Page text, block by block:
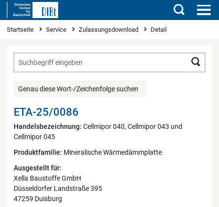
Suchen
Sie sind hier
Startseite Service Zulassungsdownload Detail
Genau diese Wort-/Zeichenfolge suchen
ETA-25/0086
Handelsbezeichnung: Cellmipor 040, Cellmipor 043 und
Cellmipor 045
Produktfamilie: Mineralische Wärmedämmplatte
Ausgestellt für:
Xella Baustoffe GmbH
Düsseldorfer Landstraße 395
47259 Duisburg